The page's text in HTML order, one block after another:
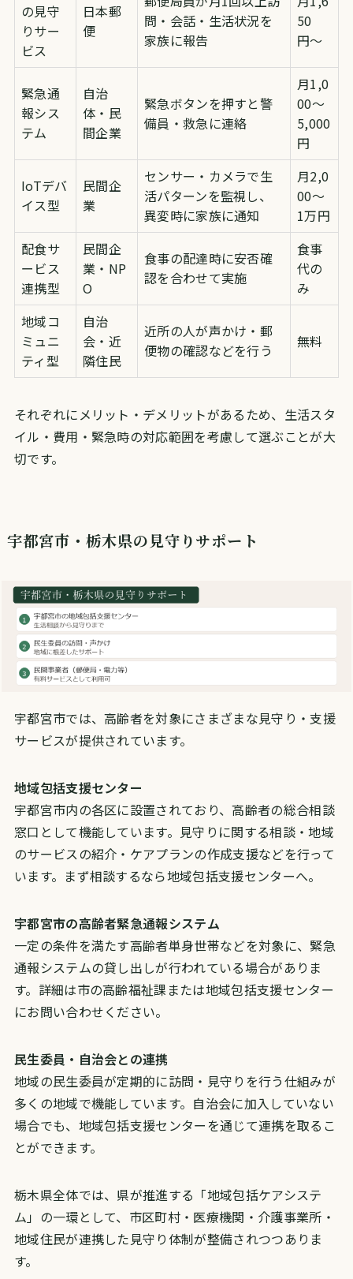
の見守
りサー
ビス
日本郵
便
問・会話・生活状況を
家族に報告
50
円〜
緊急通
報シス
テム
自治
体・民
間企業
緊急ボタンを押すと警
備員・救急に連絡
月1,0
00〜
5,000
円
IoTデバ
イス型
民間企
業
センサー・カメラで生
活パターンを監視し、
異変時に家族に通知
月2,0
00〜
1万円
配食サ
ービス
連携型
民間企
業・NP
O
食事の配達時に安否確
認を合わせて実施
食事
代の
み
地域コ
ミュニ
ティ型
自治
会・近
隣住民
近所の人が声かけ・郵
便物の確認などを行う
無料
それぞれにメリット・デメリットがあるため、生活スタ
イル・費用・緊急時の対応範囲を考慮して選ぶことが大
切です。
宇都宮市・栃木県の見守りサポート
宇都宮市では、高齢者を対象にさまざまな見守り・支援
サービスが提供されています。
地域包括支援センター
宇都宮市内の各区に設置されており、高齢者の総合相談
窓口として機能しています。見守りに関する相談・地域
のサービスの紹介・ケアプランの作成支援などを行って
います。まず相談するなら地域包括支援センターへ。
宇都宮市の高齢者緊急通報システム
一定の条件を満たす高齢者単身世帯などを対象に、緊急
通報システムの貸し出しが行われている場合がありま
す。詳細は市の高齢福祉課または地域包括支援センター
にお問い合わせください。
民生委員・自治会との連携
地域の民生委員が定期的に訪問・見守りを行う仕組みが
多くの地域で機能しています。自治会に加入していない
場合でも、地域包括支援センターを通じて連携を取るこ
とができます。
栃木県全体では、県が推進する「地域包括ケアシステ
ム」の一環として、市区町村・医療機関・介護事業所・
地域住民が連携した見守り体制が整備されつつありま
す。